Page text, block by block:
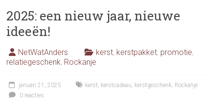
2025: een nieuw jaar, nieuwe
ideeën!
NetWatAnders kerst, kerstpakket, promotie,
relatiegeschenk, Rockanje
januari 21, 2025 kerst kerstcadeau kerstgeschenk Rockanje
0 reacties